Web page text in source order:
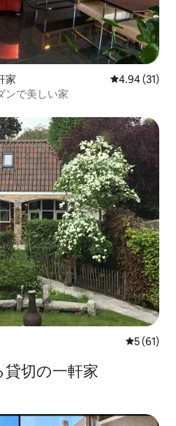
家 レビュー31
4.94 (31)
ンで美しい家
す。
レビュー
5 (61)
貸切の一軒家